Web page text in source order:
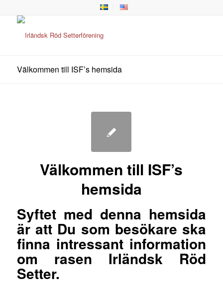
Välkommen till ISF’s hemsida
Välkommen till ISF’s
hemsida
Syftet med denna hemsida
är att Du som besökare ska
finna intressant information
om rasen Irländsk Röd
Setter.